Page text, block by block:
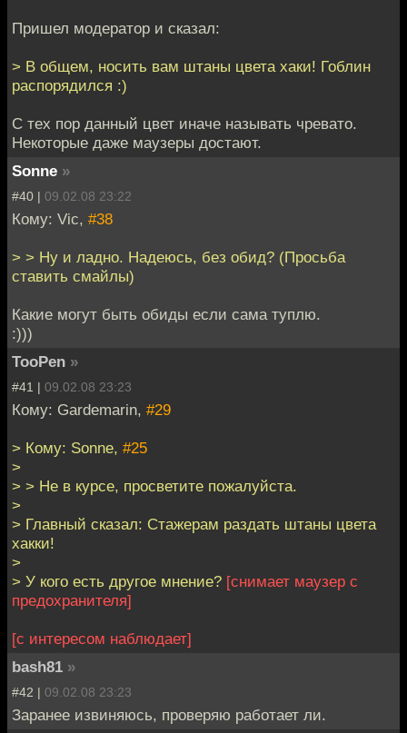
Пришел модератор и сказал:
> В общем, носить вам штаны цвета хаки! Гоблин
распорядился :)
С тех пор данный цвет иначе называть чревато.
Некоторые даже маузеры достают.
Sonne »
#40 | 09.02.08 23:22
Кому: Vic, #38
> > Ну и ладно. Надеюсь, без обид? (Просьба
ставить смайлы)
Какие могут быть обиды если сама туплю.
:)))
TooPen »
#41 | 09.02.08 23:23
Кому: Gardemarin, #29
> Кому: Sonne, #25
>
> > Не в курсе, просветите пожалуйста.
>
> Главный сказал: Стажерам раздать штаны цвета
хакки!
>
> У кого есть другое мнение? [снимает маузер с
предохранителя]
[с интересом наблюдает]
bash81 »
#42 | 09.02.08 23:23
Заранее извиняюсь, проверяю работает ли.